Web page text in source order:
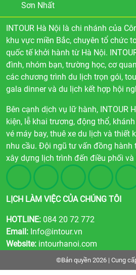
Sơn Nhất
INTOUR Hà Nội là chi nhánh của
khu vực miền Bắc, chuyên tổ chức
quốc tế khởi hành từ Hà Nội.
đình, nhóm bạn, trường học, cơ
các chương trình du lịch trọn gói,
gala dinner và du lịch kết hợp hội
Bên cạnh dịch vụ lữ hành, INTOUR
kiện, lễ khai trương, động thổ,
vé máy bay, thuê xe du lịch và thiết
nhu cầu. Đội ngũ tư vấn đồng hành
xây dựng lịch trình đến điều phối
LỊCH LÀM VIỆC CỦA CHÚNG TÔI
HOTLINE: 084 20 72 772
Email: Info@intour.vn
Website: intourhanoi.com
©Bản quyền 2026 | Cung